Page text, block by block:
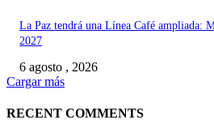
La Paz tendrá una Línea Café ampliada:
2027
6 agosto , 2026
Cargar más
RECENT COMMENTS